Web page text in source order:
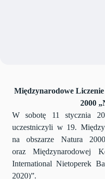
Międzynarodowe
2000
W sobotę 11 stycznia
uczestniczyli w 19.
na obszarze Natura
oraz Międzynarodowej
International Nietoperek
2020)”.